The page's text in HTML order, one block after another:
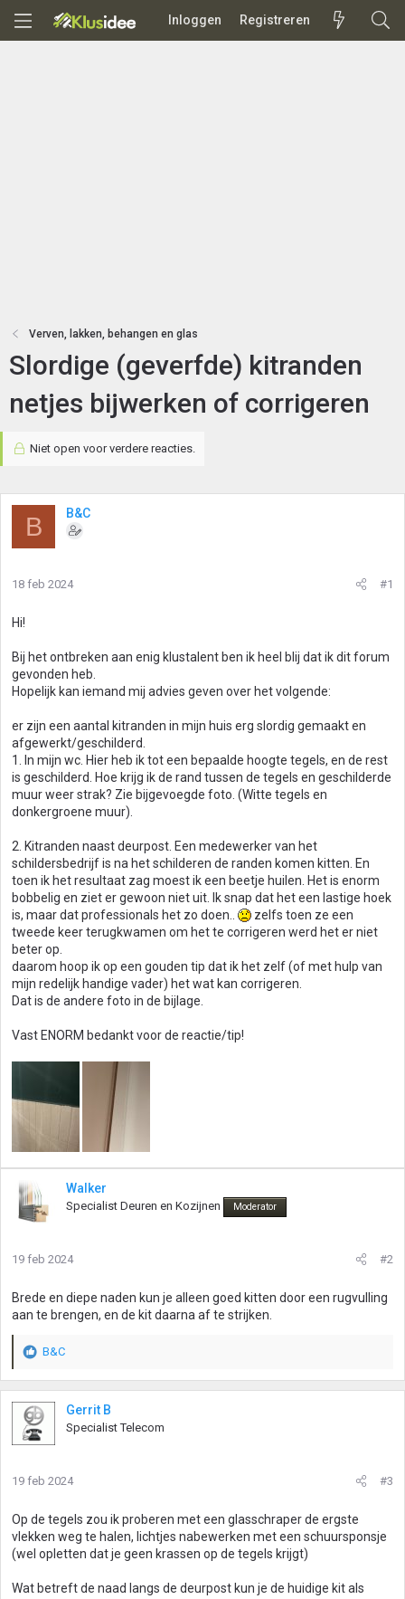
Inloggen Registreren
Verven, lakken, behangen en glas
Slordige (geverfde) kitranden
netjes bijwerken of corrigeren
Niet open voor verdere reacties.
B B&C
18 feb 2024 #1
Hi!
Bij het ontbreken aan enig klustalent ben ik heel blij dat ik dit forum
gevonden heb.
Hopelijk kan iemand mij advies geven over het volgende:
er zijn een aantal kitranden in mijn huis erg slordig gemaakt en
afgewerkt/geschilderd.
1. In mijn wc. Hier heb ik tot een bepaalde hoogte tegels, en de rest
is geschilderd. Hoe krijg ik de rand tussen de tegels en geschilderde
muur weer strak? Zie bijgevoegde foto. (Witte tegels en
donkergroene muur).
2. Kitranden naast deurpost. Een medewerker van het
schildersbedrijf is na het schilderen de randen komen kitten. En
toen ik het resultaat zag moest ik een beetje huilen. Het is enorm
bobbelig en ziet er gewoon niet uit. Ik snap dat het een lastige hoek
is, maar dat professionals het zo doen..
zelfs toen ze een
tweede keer terugkwamen om het te corrigeren werd het er niet
beter op.
daarom hoop ik op een gouden tip dat ik het zelf (of met hulp van
mijn redelijk handige vader) het wat kan corrigeren.
Dat is de andere foto in de bijlage.
Vast ENORM bedankt voor de reactie/tip!
Walker
Specialist Deuren en Kozijnen Moderator
19 feb 2024 #2
Brede en diepe naden kun je alleen goed kitten door een rugvulling
aan te brengen, en de kit daarna af te strijken.
W
a
r
d
e
n
e
n
:
B&C
Gerrit B
Specialist Telecom
19 feb 2024 #3
Op de tegels zou ik proberen met een glasschraper de ergste
vlekken weg te halen, lichtjes nabewerken met een schuursponsje
(wel opletten dat je geen krassen op de tegels krijgt)
Wat betreft de naad langs de deurpost kun je de huidige kit als